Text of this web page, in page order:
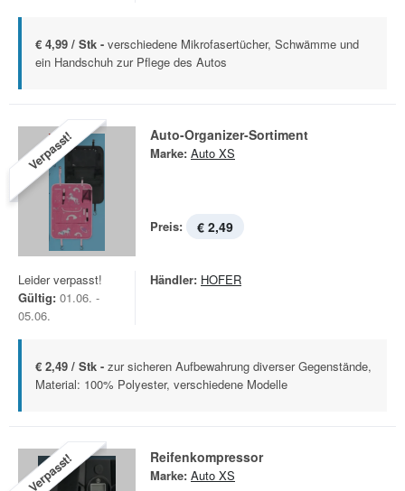
€ 4,99 / Stk - verschiedene Mikrofasertücher, Schwämme und
ein Handschuh zur Pflege des Autos
Verpasst! Auto-Organizer-Sortiment
Marke: Auto XS
Preis: € 2,49
Leider verpasst!
Gültig: 01.06. -
05.06.
Händler: HOFER
€ 2,49 / Stk - zur sicheren Aufbewahrung diverser Gegenstände,
Material: 100% Polyester, verschiedene Modelle
Verpasst! Reifenkompressor
Marke: Auto XS